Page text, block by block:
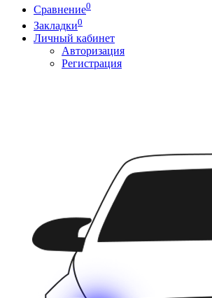
Сравнение0
Закладки0
Личный кабинет
Авторизация
Регистрация